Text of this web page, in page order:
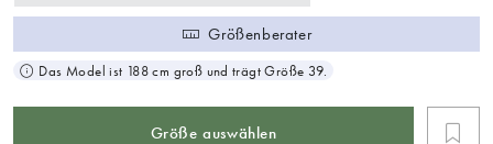
Größenberater
Das Model ist 188 cm groß und trägt Größe 39.
Größe auswählen